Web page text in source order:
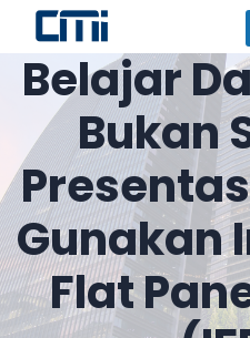
Belajar
Bukan
Gunakan
Flat